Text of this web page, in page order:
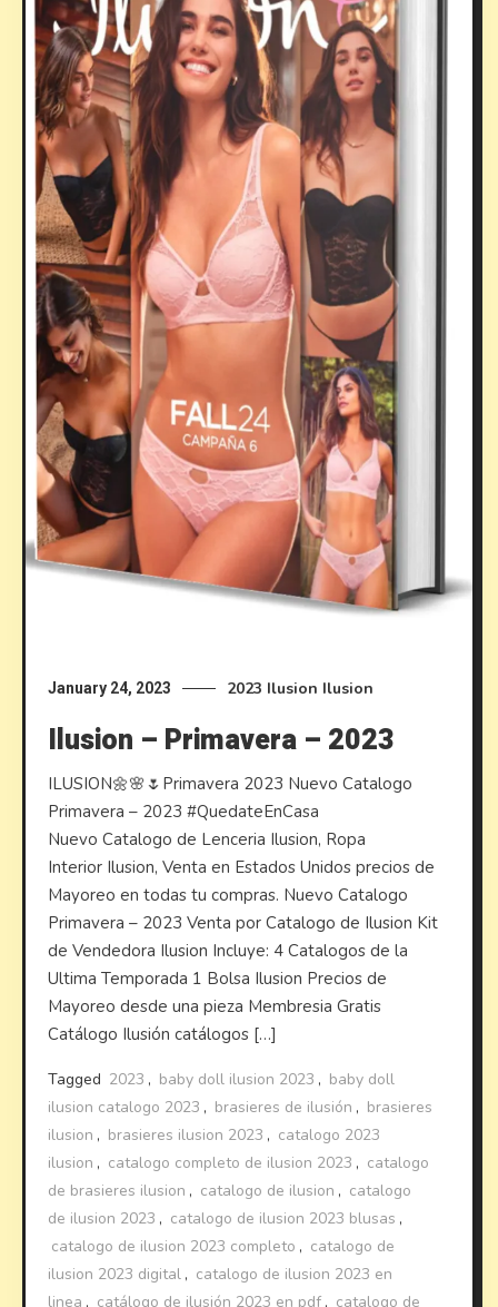
January 24, 2023 2023 Ilusion Ilusion
Ilusion – Primavera – 2023
ILUSION🌼🌸🌷Primavera 2023 Nuevo Catalogo
Primavera – 2023 #QuedateEnCasa
Nuevo Catalogo de Lenceria Ilusion, Ropa
Interior Ilusion, Venta en Estados Unidos precios de
Mayoreo en todas tu compras. Nuevo Catalogo
Primavera – 2023 Venta por Catalogo de Ilusion Kit
de Vendedora Ilusion Incluye: 4 Catalogos de la
Ultima Temporada 1 Bolsa Ilusion Precios de
Mayoreo desde una pieza Membresia Gratis
Catálogo Ilusión catálogos […]
Tagged 2023 , baby doll ilusion 2023 , baby doll
ilusion catalogo 2023 , brasieres de ilusión , brasieres
ilusion , brasieres ilusion 2023 , catalogo 2023
ilusion , catalogo completo de ilusion 2023 , catalogo
de brasieres ilusion , catalogo de ilusion , catalogo
de ilusion 2023 , catalogo de ilusion 2023 blusas ,
catalogo de ilusion 2023 completo , catalogo de
ilusion 2023 digital , catalogo de ilusion 2023 en
linea , catálogo de ilusión 2023 en pdf , catalogo de